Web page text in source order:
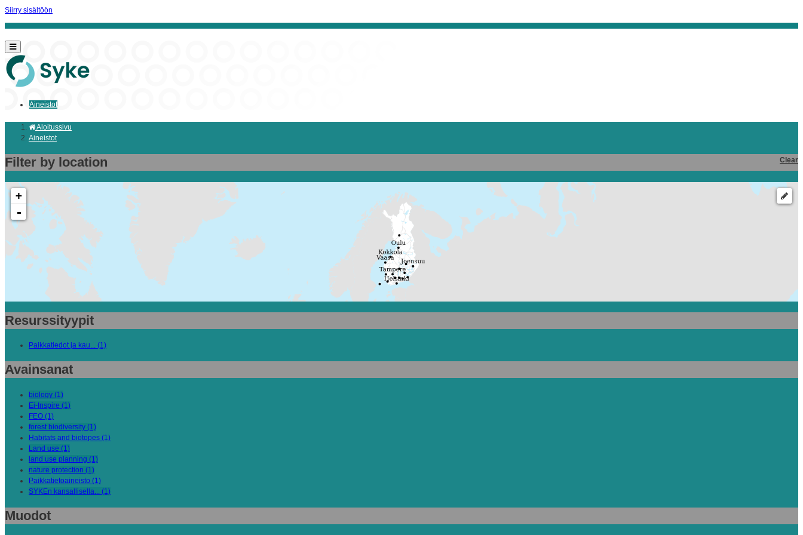
Siirry sisältöön
Aineistot
Aloitussivu
Aineistot
Filter by location Clear
+
-
Resurssityypit
Paikkatiedot ja kau... (1)
Avainsanat
biology (1)
Ei-Inspire (1)
FEO (1)
forest biodiversity (1)
Habitats and biotopes (1)
Land use (1)
land use planning (1)
nature protection (1)
Paikkatietoaineisto (1)
SYKEn kansallisella... (1)
Muodot